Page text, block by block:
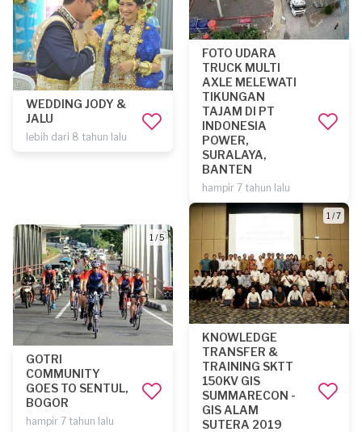
WEDDING JODY &
JALU
lebih dari 8 tahun lalu
FOTO UDARA
TRUCK MULTI
AXLE MELEWATI
TIKUNGAN
TAJAM DI PT
INDONESIA
POWER,
SURALAYA,
BANTEN
hampir 7 tahun lalu
1 / 5
GOTRI
COMMUNITY
GOES TO SENTUL,
BOGOR
hampir 7 tahun lalu
1 / 7
KNOWLEDGE
TRANSFER &
TRAINING SKTT
150KV GIS
SUMMARECON -
GIS ALAM
SUTERA 2019